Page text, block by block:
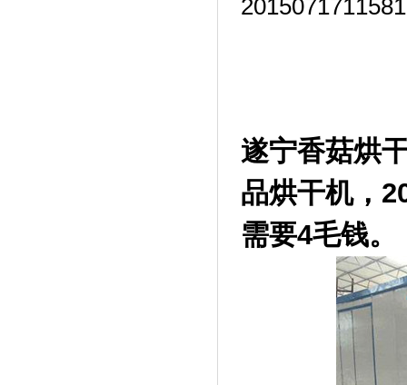
遂宁香菇烘
品烘干机，
需要4毛钱。